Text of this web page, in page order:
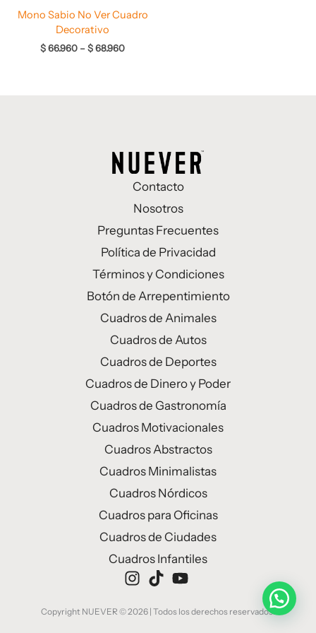
Mono Sabio No Ver Cuadro
Decorativo
$66.960 –$68.960
Contacto
Nosotros
Preguntas Frecuentes
Política de Privacidad
Términos y Condiciones
Botón de Arrepentimiento
Cuadros de Animales
Cuadros de Autos
Cuadros de Deportes
Cuadros de Dinero y Poder
Cuadros de Gastronomía
Cuadros Motivacionales
Cuadros Abstractos
Cuadros Minimalistas
Cuadros Nórdicos
Cuadros para Oficinas
Cuadros de Ciudades
Cuadros Infantiles
Copyright NUEVER © 2026 | Todos los derechos reservados.